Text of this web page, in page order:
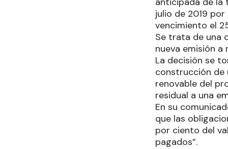
julio de 2019
vencimiento el
Se trata de una
nueva emisión
La decisión se
construcción de
renovable del
residual a una
En su
que las
por ciento del
pagados”.